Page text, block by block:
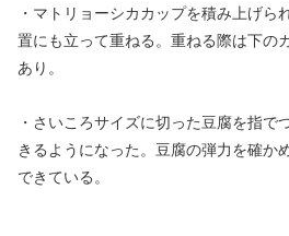
・マトリョーシカカップを積み上げら
置にも立って重ねる。重ねる際は下の
あり。
・さいころサイズに切った豆腐を指で
きるようになった。豆腐の弾力を確か
できている。